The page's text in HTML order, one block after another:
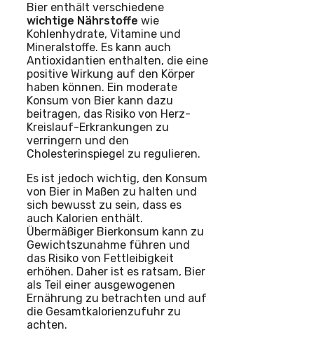
Bier enthält verschiedene
wichtige Nährstoffe wie
Kohlenhydrate, Vitamine und
Mineralstoffe. Es kann auch
Antioxidantien enthalten, die eine
positive Wirkung auf den Körper
haben können. Ein moderate
Konsum von Bier kann dazu
beitragen, das Risiko von Herz-
Kreislauf-Erkrankungen zu
verringern und den
Cholesterinspiegel zu regulieren.
Es ist jedoch wichtig, den Konsum
von Bier in Maßen zu halten und
sich bewusst zu sein, dass es
auch Kalorien enthält.
Übermäßiger Bierkonsum kann zu
Gewichtszunahme führen und
das Risiko von Fettleibigkeit
erhöhen. Daher ist es ratsam, Bier
als Teil einer ausgewogenen
Ernährung zu betrachten und auf
die Gesamtkalorienzufuhr zu
achten.